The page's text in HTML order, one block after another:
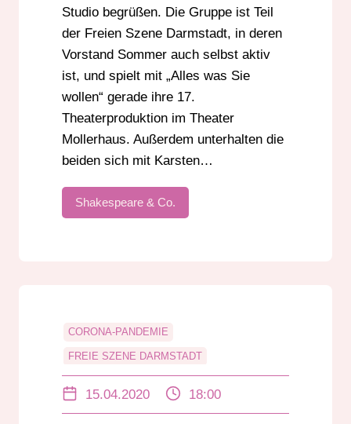
Studio begrüßen. Die Gruppe ist Teil
der Freien Szene Darmstadt, in deren
Vorstand Sommer auch selbst aktiv
ist, und spielt mit „Alles was Sie
wollen“ gerade ihre 17.
Theaterproduktion im Theater
Mollerhaus. Außerdem unterhalten die
beiden sich mit Karsten…
Shakespeare & Co.
CORONA-PANDEMIE
FREIE SZENE DARMSTADT
THEATER LAKRITZ
15.04.2020 18:00